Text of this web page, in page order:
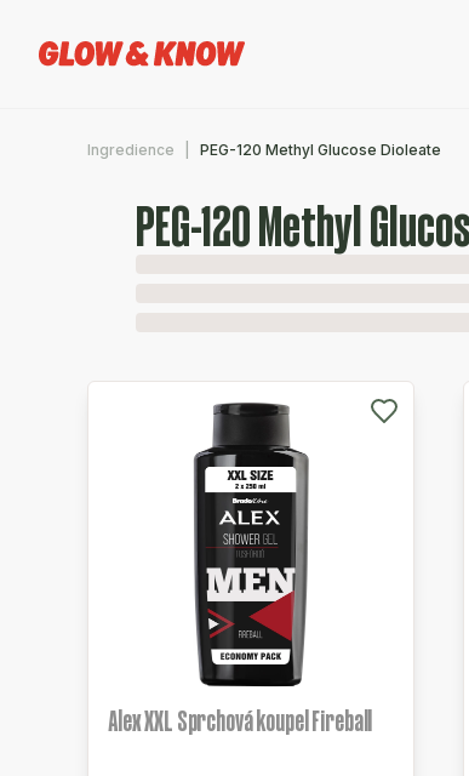
Ingredience PEG-120 Methyl Glucose Dioleate
PEG-120 Methyl
Alex XXL Sprchová koupel Fireball